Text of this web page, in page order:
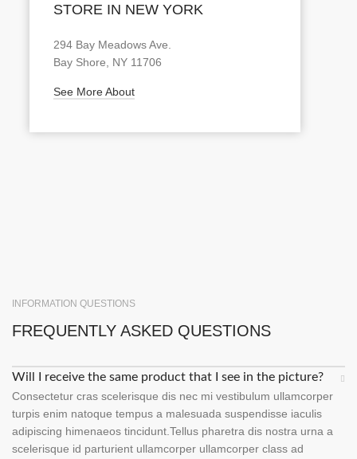
STORE IN NEW YORK
294 Bay Meadows Ave.
Bay Shore, NY 11706
See More About
INFORMATION QUESTIONS
FREQUENTLY ASKED QUESTIONS
Will I receive the same product that I see in the picture?
Consectetur cras scelerisque dis nec mi vestibulum ullamcorper
turpis enim natoque tempus a malesuada suspendisse iaculis
adipiscing himenaeos tincidunt.Tellus pharetra dis nostra urna a
scelerisque id parturient ullamcorper ullamcorper class ad